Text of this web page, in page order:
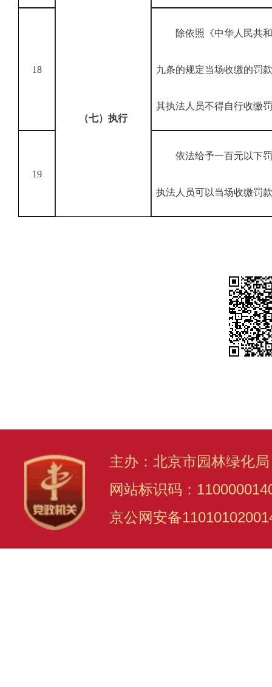
（七）执行
18
除依照《中华人民共
九条的规定当场收缴的罚
其执法人员不得自行收缴
19
依法给予一百元以下
执法人员可以当场收缴罚
主办：北京市园林绿化
网站标识码：
京公网安备